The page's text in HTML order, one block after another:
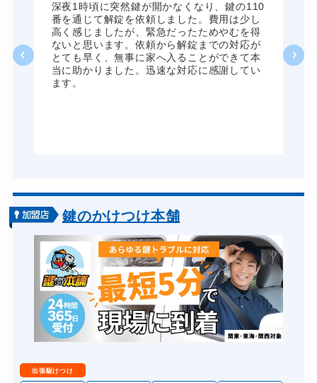
深夜1時頃に突然鍵が開かなくなり、鍵の110
番を通じて解錠を依頼しました。費用は少し
高く感じましたが、緊急だったためやむを得
ないと思います。依頼から解錠までの対応が
とても早く、無事に家へ入ることができて本
当に助かりました。迅速な対応に感謝してい
ます。
鍵のかけつけ本舗
出張駆けつけ